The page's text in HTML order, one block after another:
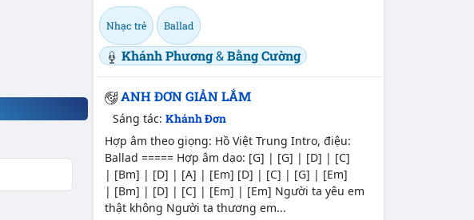
Nhạc trẻ Ballad
Khánh Phương&Bằng Cường
ANH ĐƠN GIẢN LẮM
Sáng tác:Khánh Đơn
Hợp âm theo giọng: Hồ Việt Trung Intro, điệu:
Ballad ===== Hợp âm dạo: [G] | [G] | [D] | [C]
| [Bm] | [D] | [A] | [Em] [D] | [C] | [G] | [Em]
| [Bm] | [D] | [C] | [Em] | [Em] Người ta yêu em
thật không Người ta thương em...